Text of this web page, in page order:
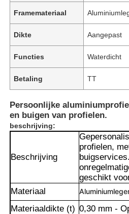
Framemateriaal
Dikte Aangepast
Functies Waterdicht
Betaling TT
Persoonlijke
en buigen van profielen.
beschrijving:
Beschrijving
profielen,
geschikt
Materiaal
Materiaaldikte (t) 0,30 mm -